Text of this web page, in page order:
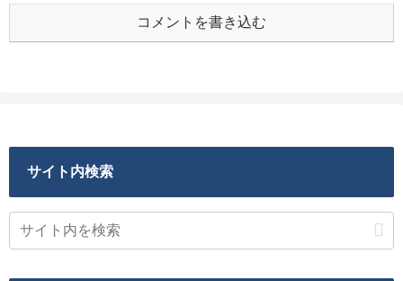
コメントを書き込む
サイト内検索